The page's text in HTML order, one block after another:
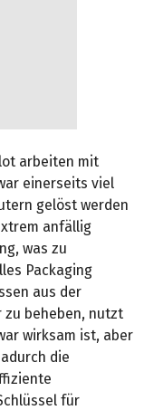
arbeiten mit
einerseits viel
gelöst werden
anfällig
was zu
Packaging
aus der
zu beheben, nutzt
wirksam ist, aber
die
für